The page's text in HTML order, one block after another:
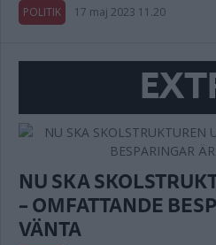
POLITIK 17 maj 2023 11.20
NU SKA
– OMFATTANDE
VÄNTA